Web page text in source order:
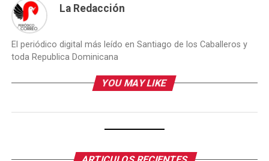
La Redacción
El periódico digital más leído en Santiago de los Caballeros y
toda Republica Dominicana
YOU MAY LIKE